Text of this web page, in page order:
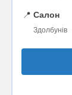
📍 Салон
Здолбунів